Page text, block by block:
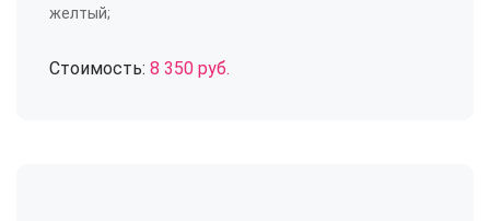
желтый;
Стоимость: 8 350 руб.